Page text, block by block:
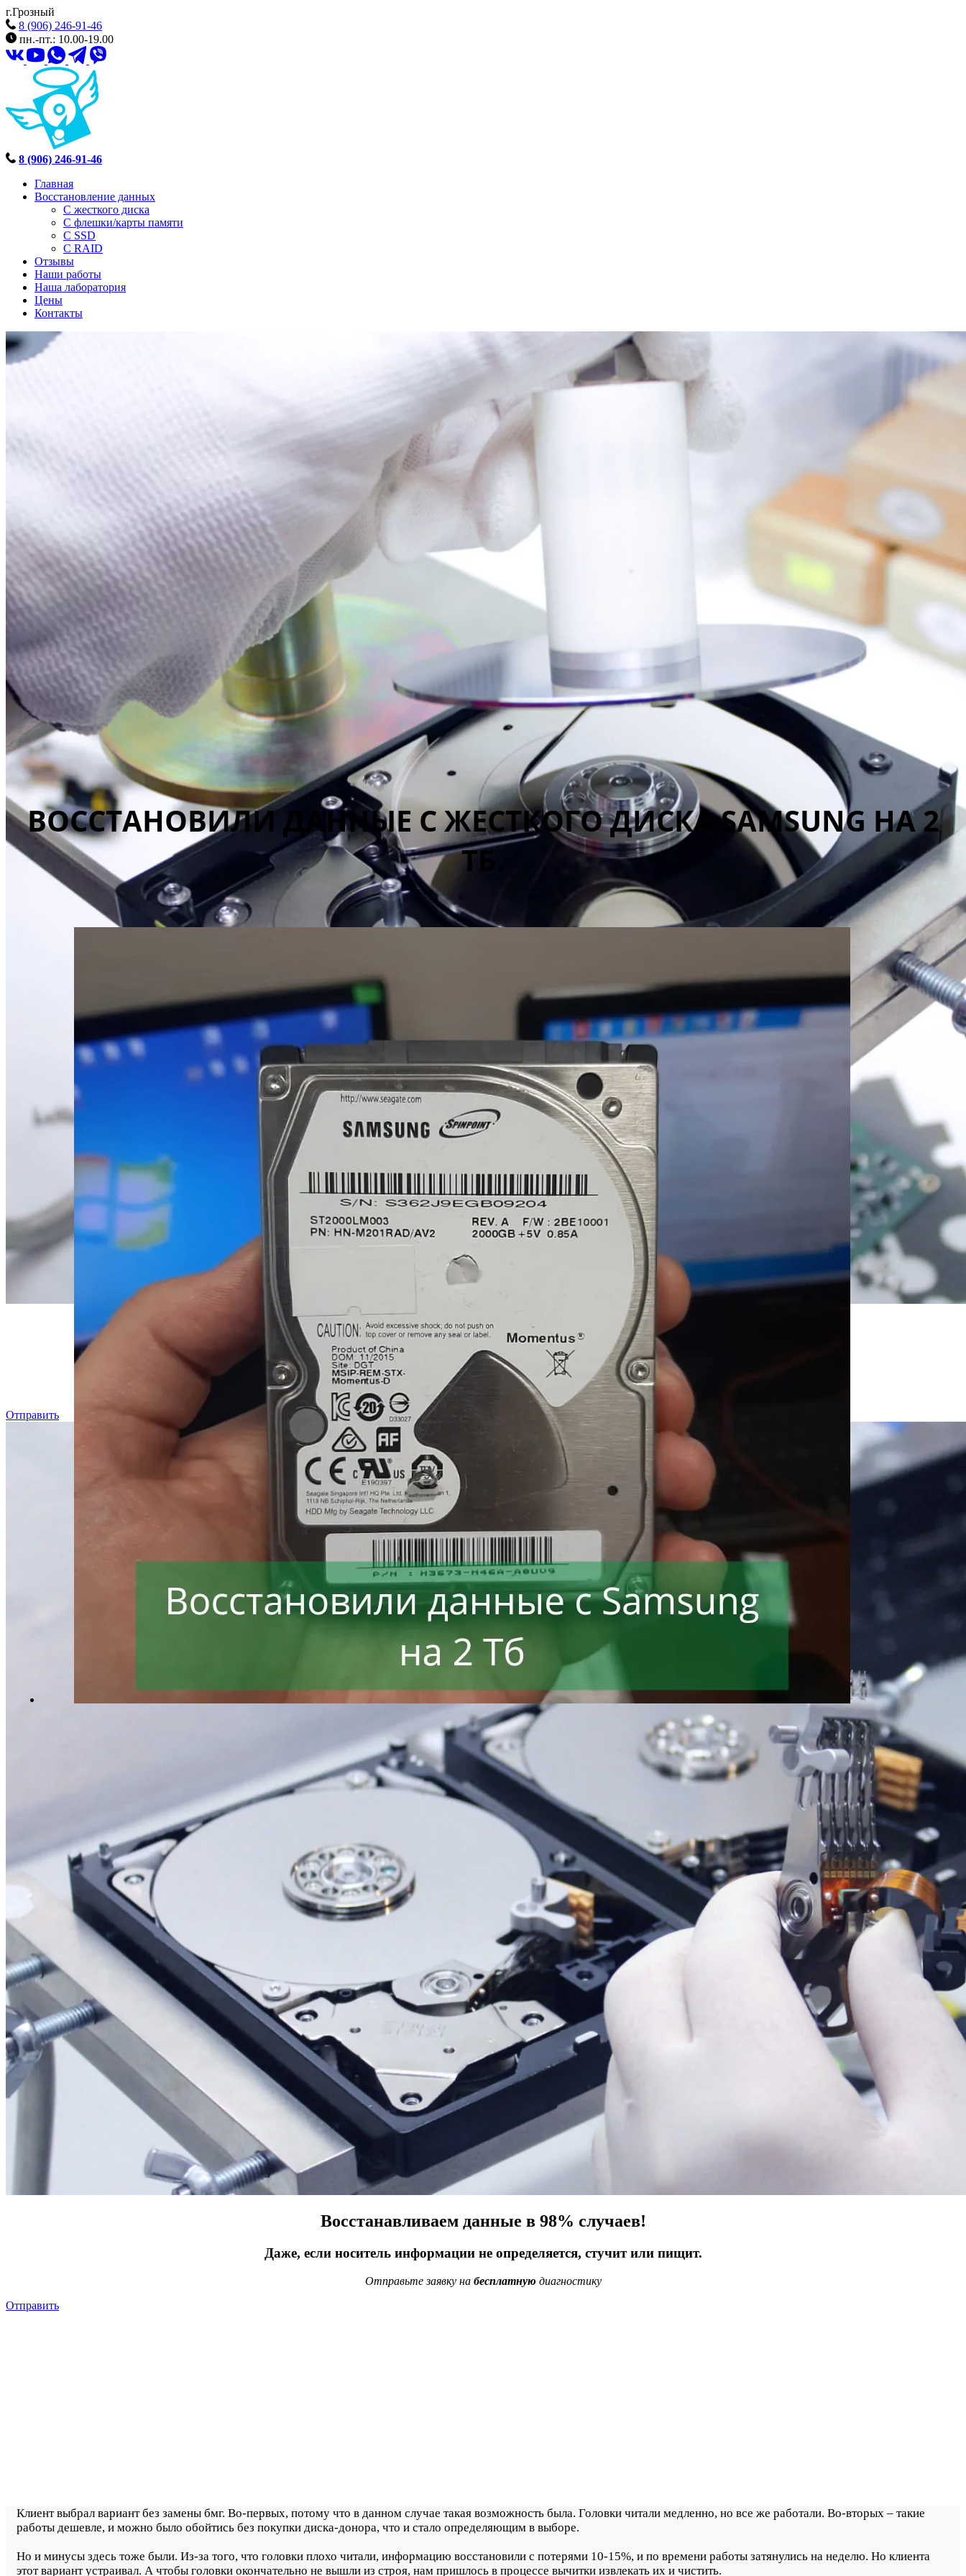
г.Грозный
8 (906) 246-91-46
пн.-пт.: 10.00-19.00
8 (906) 246-91-46
Главная
Восстановление данных
С жесткого диска
С флешки/карты памяти
С SSD
С RAID
Отзывы
Наши работы
Наша лаборатория
Цены
Контакты
Восстанавливаем данные в 98% случаев!
Даже, если носитель информации не определяется, стучит или пищит.
Отправьте заявку на бесплатнуюдиагностику
Отправить
Восстанавливаем данные в 98% случаев!
Даже, если носитель информации не определяется, стучит или пищит.
Отправьте заявку на бесплатную диагностику
Отправить
ВОССТАНОВИЛИ ДАННЫЕ С ЖЕСТКОГО ДИСКА SAMSUNG НА 2
ТБ.
Клиент выбрал вариант без замены бмг. Во-первых, потому что в данном случае такая возможность была. Головки читали медленно, но все же работали. Во-вторых – такие
работы дешевле, и можно было обойтись без покупки диска-донора, что и стало определяющим в выборе.
Но и минусы здесь тоже были. Из-за того, что головки плохо читали, информацию восстановили с потерями 10-15%, и по времени работы затянулись на неделю. Но клиента
этот вариант устраивал. А чтобы головки окончательно не вышли из строя, нам пришлось в процессе вычитки извлекать их и чистить.